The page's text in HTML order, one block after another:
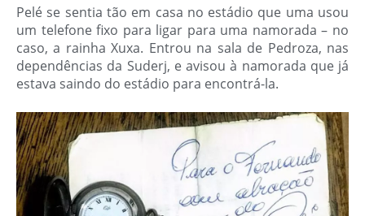
Pelé se sentia tão em casa no estádio que uma usou
um telefone fixo para ligar para uma namorada – no
caso, a rainha Xuxa. Entrou na sala de Pedroza, nas
dependências da Suderj, e avisou à namorada que já
estava saindo do estádio para encontrá-la.